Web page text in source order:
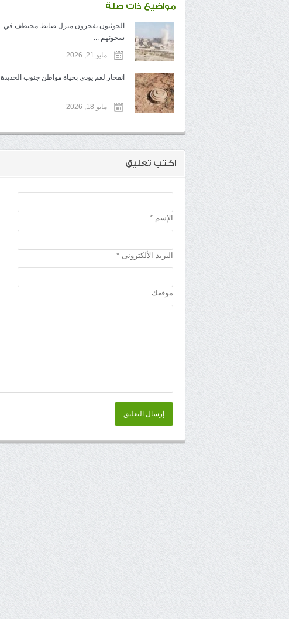
مواضيع ذات صلة
الحوثيون يفجرون منزل ضابط مختطف في
سجونهم ...
مايو 21, 2026
انفجار لغم يودي بحياة مواطن جنوب الحديدة
مايو 18, 2026
اكتب تعليق
الإسم *
البريد الألكترونى *
موقعك
إرسال التعليق